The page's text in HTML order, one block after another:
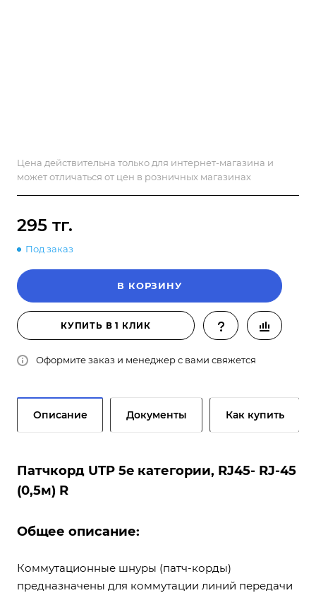
Цена действительна только для интернет-магазина и
может отличаться от цен в розничных магазинах
295 тг.
Под заказ
В КОРЗИНУ
КУПИТЬ В 1 КЛИК
Оформите заказ и менеджер с вами свяжется
Описание Документы Как купить
Патчкорд UTP 5e категории, RJ45- RJ-45
(0,5м) R
Общее описание:
Коммутационные шнуры (патч-корды)
предназначены для коммутации линий передачи